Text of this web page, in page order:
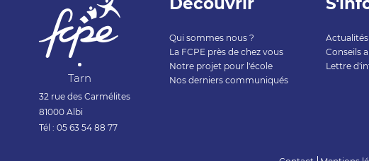
Tarn
32 rue des Carmélites
81000 Albi
Tél : 05 63 54 88 77
Qui sommes nous ?
La FCPE près de chez vous
Notre projet pour l'école
Nos derniers communiqués
Actualités
Conseils
Lettre